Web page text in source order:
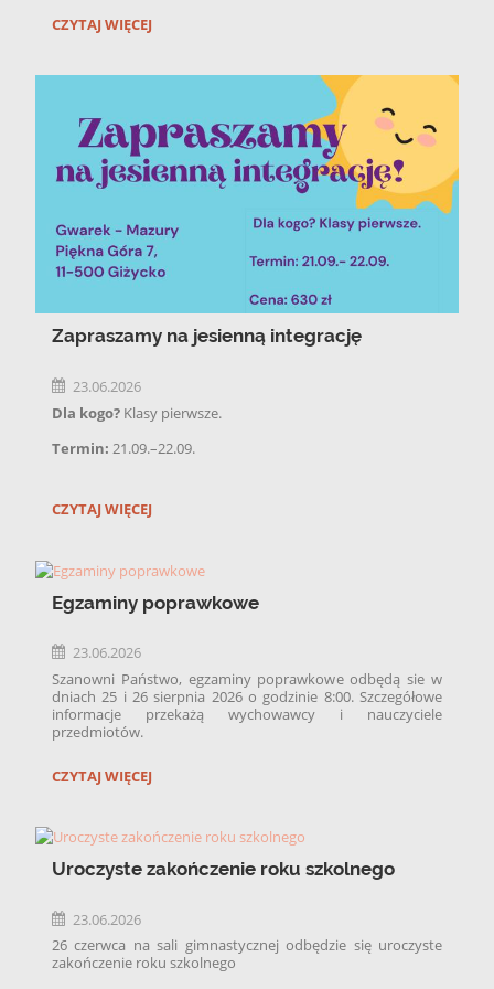
języka w kontekście kulturowym oraz rozwijania
zainteresowań związanych z krajami hiszpańskojęzycznymi.
¡HOLA!:
CZYTAJ WIĘCEJ
Zapraszamy na jesienną integrację
23.06.2026
Dla kogo? Klasy pierwsze.
Termin: 21.09.–22.09.
Cena:630 zł
Program:
Sport and Fun,
ognisko z kiełbaskami,
Bubble Football,
gra terenowa „Flagi
ZAPRASZAMY
INTEGRACJĘ:
CZYTAJ WIĘCEJ
Egzaminy poprawkowe
23.06.2026
Szanowni Państwo, egzaminy poprawkowe odbędą sie w
dniach 25 i 26 sierpnia 2026 o godzinie 8:00. Szczegółowe
informacje przekażą wychowawcy i nauczyciele
przedmiotów.
EGZAMINY
CZYTAJ WIĘCEJ
Uroczyste zakończenie roku szkolnego
23.06.2026
26 czerwca na sali gimnastycznej odbędzie się uroczyste
zakończenie roku szkolnego